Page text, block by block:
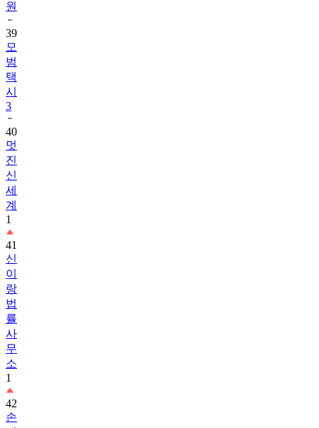
39
모
범
택
시
3
40
멋
진
신
세
계
1
41
신
이
랑
법
률
사
무
소
1
42
손
태
진